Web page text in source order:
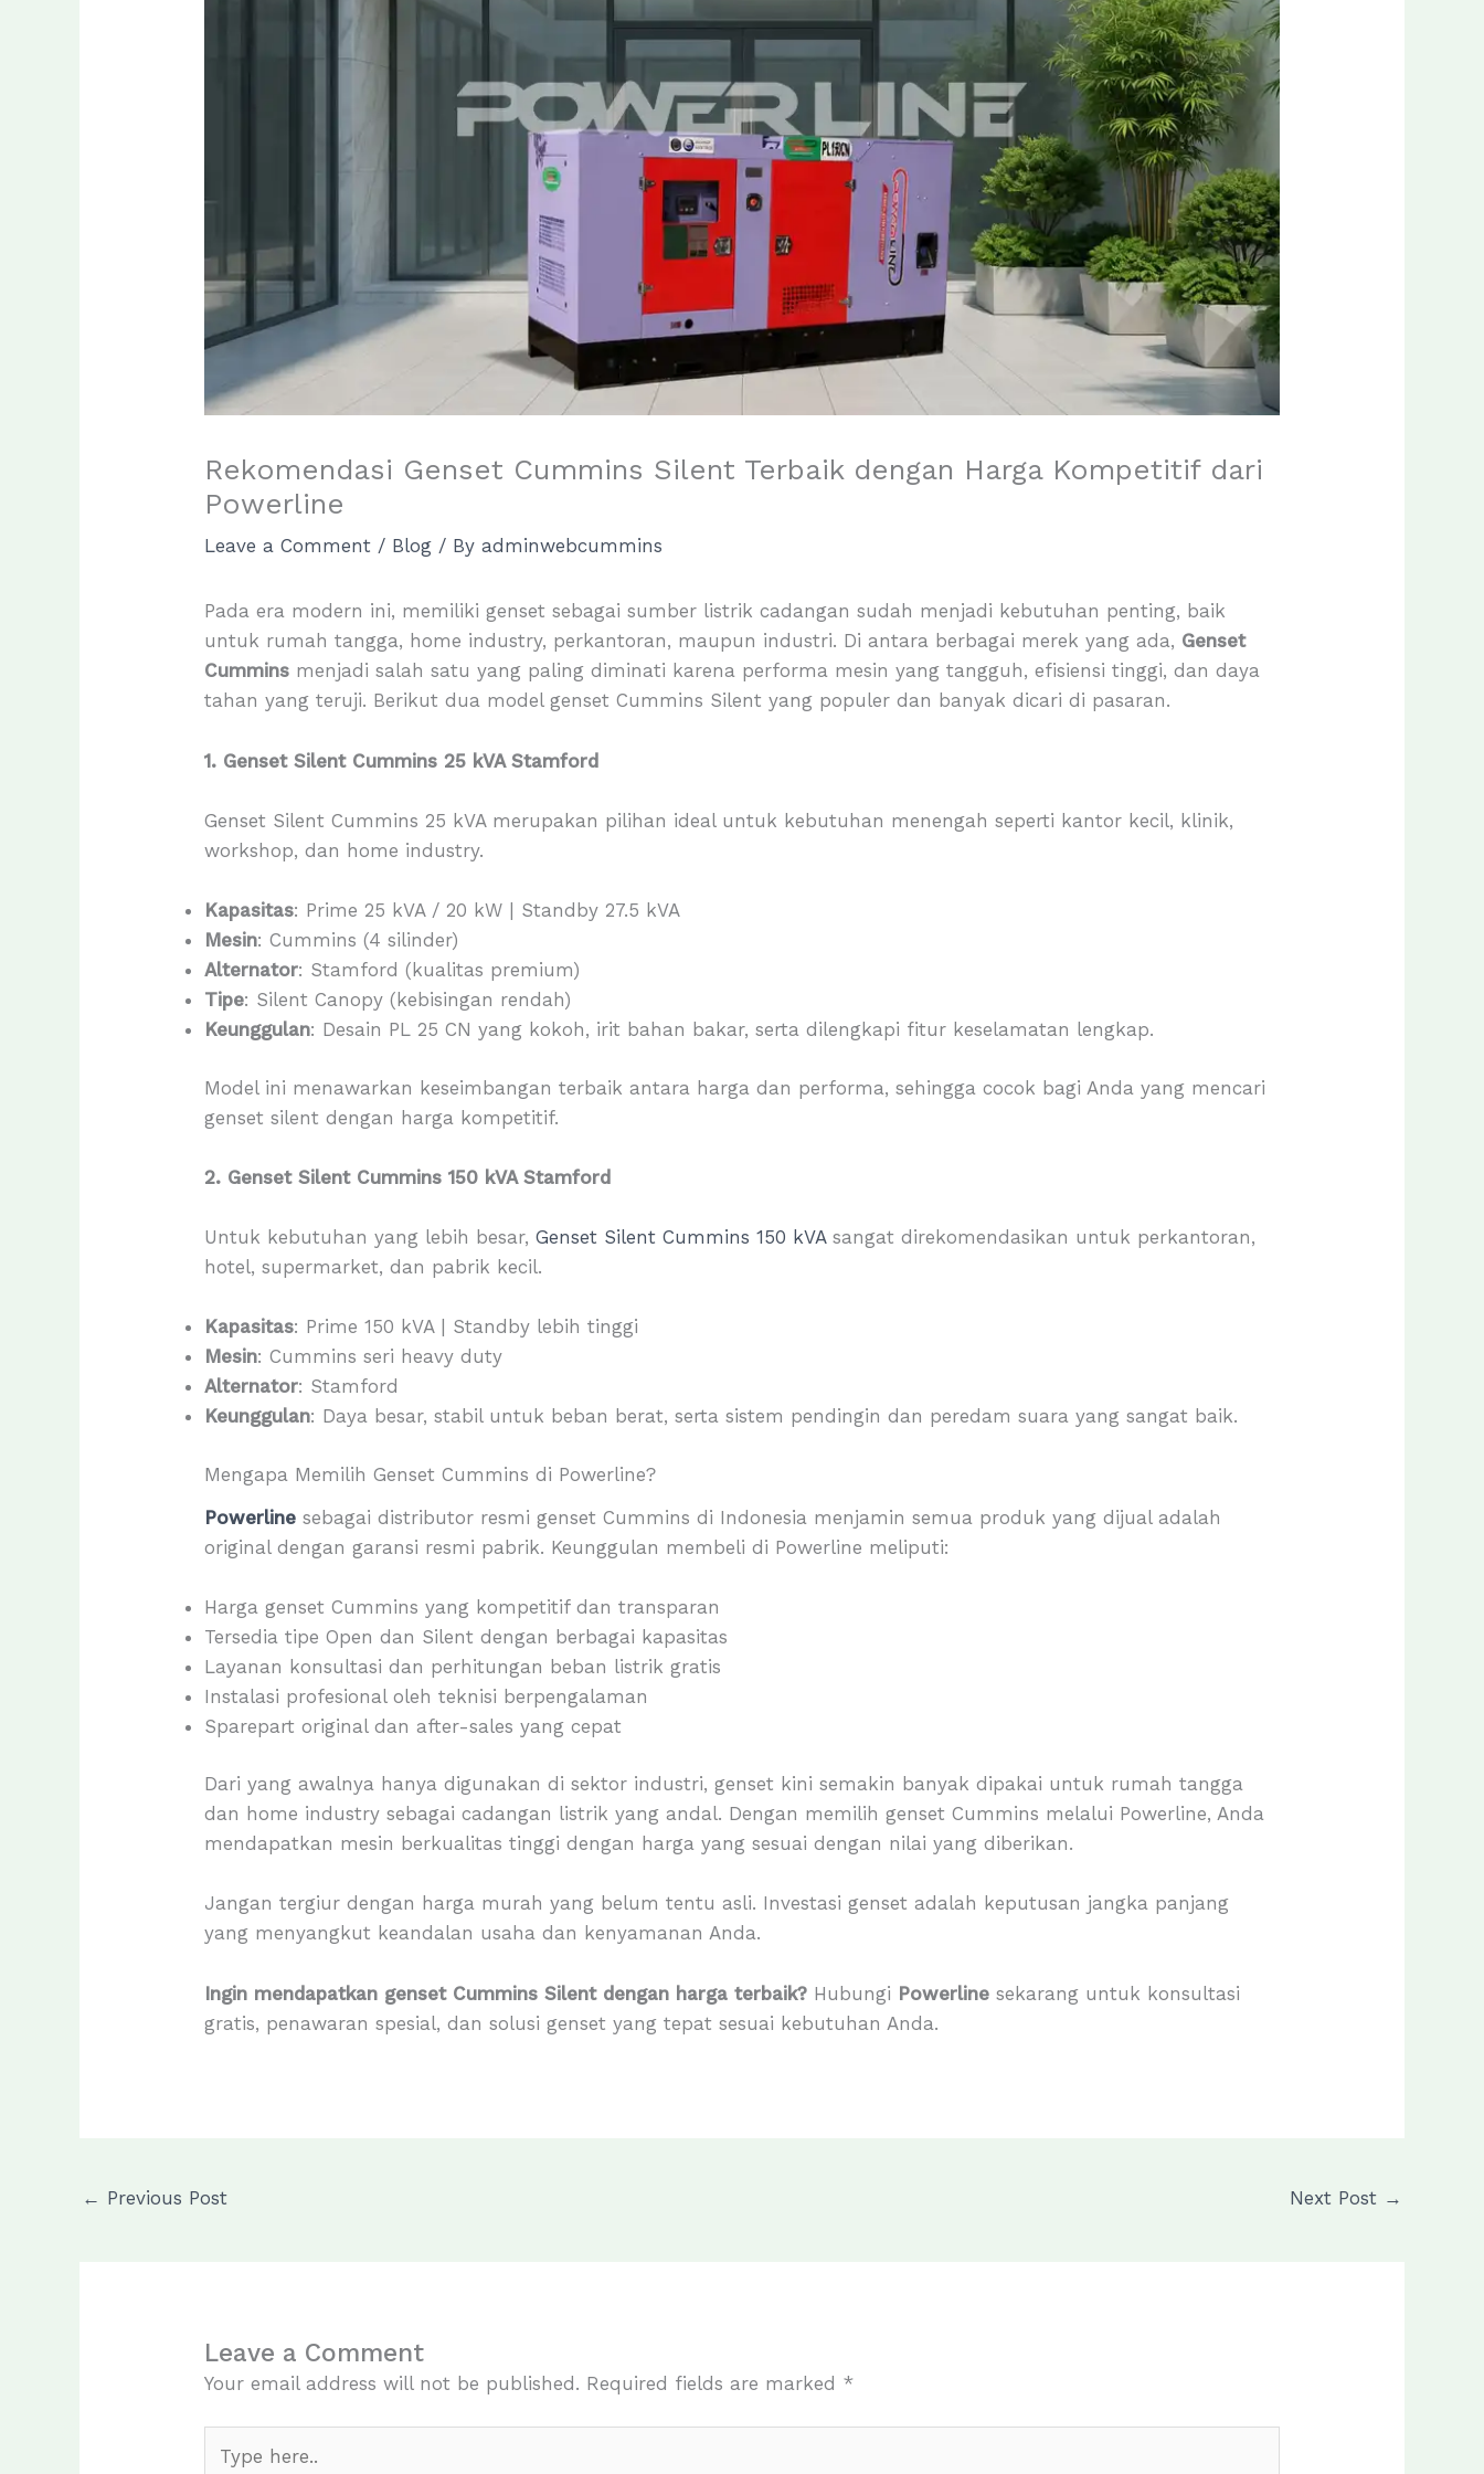
Rekomendasi Genset Cummins Silent Terbaik dengan Harga Kompetitif dari
Powerline
Leave a Comment / Blog / Byadminwebcummins
Pada era modern ini, memiliki genset sebagai sumber listrik cadangan sudah menjadi kebutuhan penting, baik
untuk rumah tangga, home industry, perkantoran, maupun industri. Di antara berbagai merek yang ada, Genset
Cummins menjadi salah satu yang paling diminati karena performa mesin yang tangguh, efisiensi tinggi, dan daya
tahan yang teruji. Berikut dua model genset Cummins Silent yang populer dan banyak dicari di pasaran.
1. Genset Silent Cummins 25 kVA Stamford
Genset Silent Cummins 25 kVA merupakan pilihan ideal untuk kebutuhan menengah seperti kantor kecil, klinik,
workshop, dan home industry.
Kapasitas: Prime 25 kVA / 20 kW | Standby 27.5 kVA
Mesin: Cummins (4 silinder)
Alternator: Stamford (kualitas premium)
Tipe: Silent Canopy (kebisingan rendah)
Keunggulan: Desain PL 25 CN yang kokoh, irit bahan bakar, serta dilengkapi fitur keselamatan lengkap.
Model ini menawarkan keseimbangan terbaik antara harga dan performa, sehingga cocok bagi Anda yang mencari
genset silent dengan harga kompetitif.
2. Genset Silent Cummins 150 kVA Stamford
Untuk kebutuhan yang lebih besar,Genset Silent Cummins 150 kVAsangat direkomendasikan untuk perkantoran,
hotel, supermarket, dan pabrik kecil.
Kapasitas: Prime 150 kVA | Standby lebih tinggi
Mesin: Cummins seri heavy duty
Alternator: Stamford
Keunggulan: Daya besar, stabil untuk beban berat, serta sistem pendingin dan peredam suara yang sangat baik.
Mengapa Memilih Genset Cummins di Powerline?
Powerline sebagai distributor resmi genset Cummins di Indonesia menjamin semua produk yang dijual adalah
original dengan garansi resmi pabrik. Keunggulan membeli di Powerline meliputi:
Harga genset Cummins yang kompetitif dan transparan
Tersedia tipe Open dan Silent dengan berbagai kapasitas
Layanan konsultasi dan perhitungan beban listrik gratis
Instalasi profesional oleh teknisi berpengalaman
Sparepart original dan after-sales yang cepat
Dari yang awalnya hanya digunakan di sektor industri, genset kini semakin banyak dipakai untuk rumah tangga
dan home industry sebagai cadangan listrik yang andal. Dengan memilih genset Cummins melalui Powerline, Anda
mendapatkan mesin berkualitas tinggi dengan harga yang sesuai dengan nilai yang diberikan.
Jangan tergiur dengan harga murah yang belum tentu asli. Investasi genset adalah keputusan jangka panjang
yang menyangkut keandalan usaha dan kenyamanan Anda.
Ingin mendapatkan genset Cummins Silent dengan harga terbaik? Hubungi Powerline sekarang untuk konsultasi
gratis, penawaran spesial, dan solusi genset yang tepat sesuai kebutuhan Anda.
← Previous Post Next Post →
Leave a Comment
Your email address will not be published. Required fields are marked *